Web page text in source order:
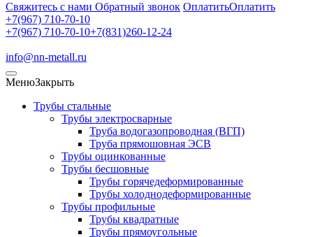
Свяжитесь с нами Обратный звонок ОплатитьОплатить
+7(967) 710-70-10
+7(967) 710-70-10+7(831)260-12-24
info@nn-metall.ru
МенюЗакрыть
Трубы стальные
Трубы электросварные
Труба водогазопроводная (ВГП)
Труба прямошовная ЭСВ
Трубы оцинкованные
Трубы бесшовные
Трубы горячедеформированные
Трубы холоднодеформированные
Трубы профильные
Трубы квадратные
Трубы прямоугольные